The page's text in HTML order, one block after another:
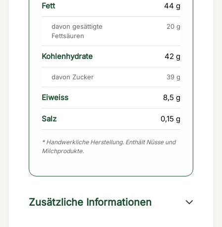
Fett 44 g
davon gesättigte
Fettsäuren
20 g
Kohlenhydrate 42 g
davon Zucker 39 g
Eiweiss 8,5 g
Salz 0,15 g
* Handwerkliche Herstellung. Enthält Nüsse und
Milchprodukte.
Zusätzliche Informationen